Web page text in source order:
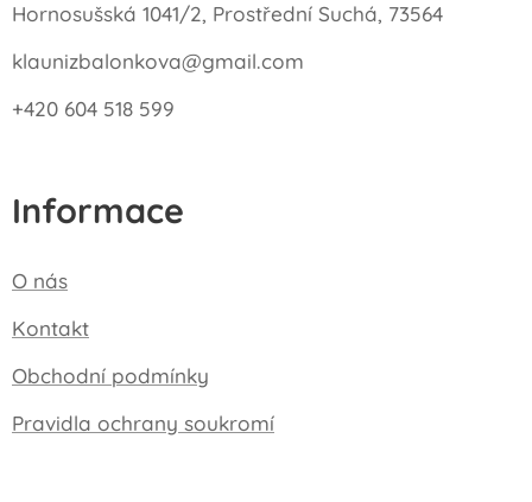
Hornosušská 1041/2, Prostřední Suchá, 73564
klaunizbalonkova@gmail.com
+420 604 518 599
Informace
O nás
Kontakt
Obchodní podmínky
Pravidla ochrany soukromí